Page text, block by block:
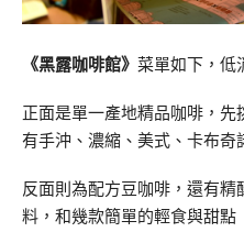
《黑露咖啡館》 菜單如下，低
正面是單一產地精品咖啡，
有手沖、濃縮、美式、卡布奇
反面則為配方豆咖啡，還有
料，和幾款簡單的輕食與甜點